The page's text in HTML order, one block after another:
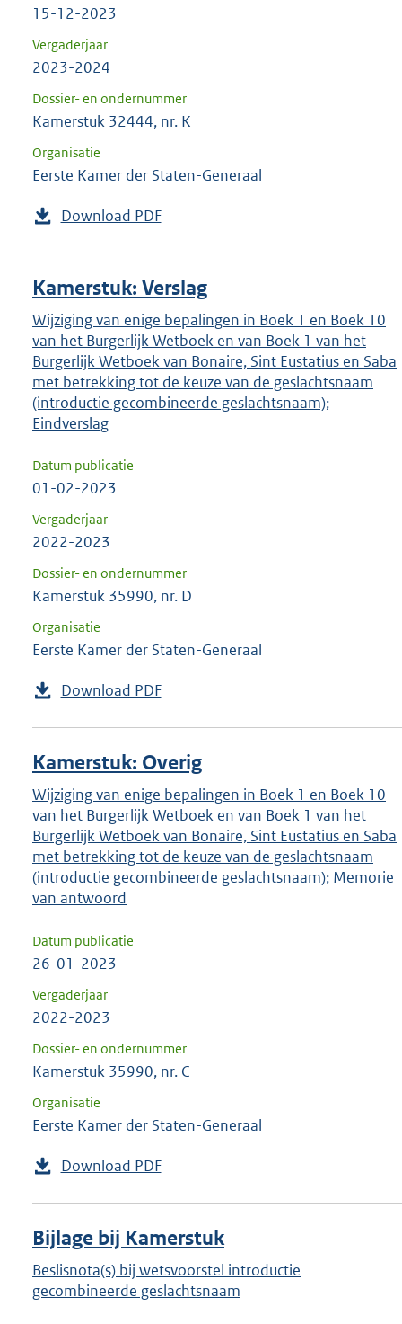
15-12-2023
Vergaderjaar
2023-2024
Dossier- en ondernummer
Kamerstuk 32444, nr. K
Organisatie
Eerste Kamer der Staten-Generaal
Download PDF
Kamerstuk: Verslag
Wijziging van enige bepalingen in Boek 1 en Boek 10
van het Burgerlijk Wetboek en van Boek 1 van het
Burgerlijk Wetboek van Bonaire, Sint Eustatius en Saba
met betrekking tot de keuze van de geslachtsnaam
(introductie gecombineerde geslachtsnaam);
Eindverslag
Datum publicatie
01-02-2023
Vergaderjaar
2022-2023
Dossier- en ondernummer
Kamerstuk 35990, nr. D
Organisatie
Eerste Kamer der Staten-Generaal
Download PDF
Kamerstuk: Overig
Wijziging van enige bepalingen in Boek 1 en Boek 10
van het Burgerlijk Wetboek en van Boek 1 van het
Burgerlijk Wetboek van Bonaire, Sint Eustatius en Saba
met betrekking tot de keuze van de geslachtsnaam
(introductie gecombineerde geslachtsnaam); Memorie
van antwoord
Datum publicatie
26-01-2023
Vergaderjaar
2022-2023
Dossier- en ondernummer
Kamerstuk 35990, nr. C
Organisatie
Eerste Kamer der Staten-Generaal
Download PDF
Bijlage bij Kamerstuk
Beslisnota(s) bij wetsvoorstel introductie
gecombineerde geslachtsnaam